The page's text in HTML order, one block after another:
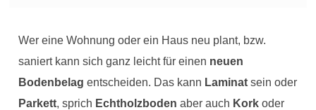
Wer eine Wohnung oder ein Haus neu plant, bzw.
saniert kann sich ganz leicht für einen neuen
Bodenbelag entscheiden. Das kann Laminat sein oder
Parkett, sprich Echtholzboden aber auch Kork oder